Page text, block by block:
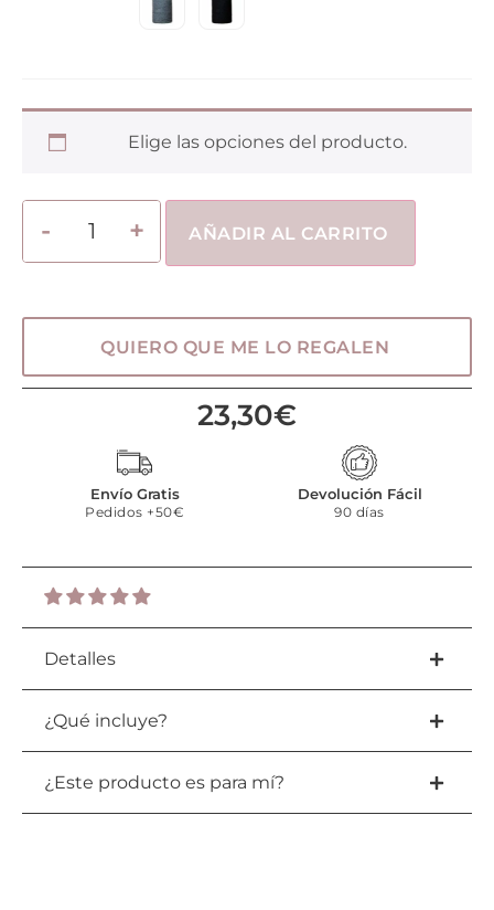
Elige las opciones del producto.
AÑADIR AL CARRITO
QUIERO QUE ME LO REGALEN
23,30€
Envío Gratis
Pedidos +50€
Devolución Fácil
90 días
Detalles
¿Qué incluye?
¿Este producto es para mí?